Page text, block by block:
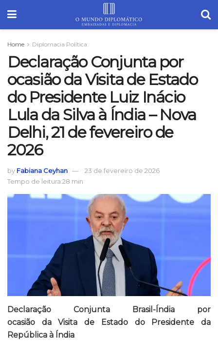
Home Diplomacia Política
Declaração Conjunta por
ocasião da Visita de Estado
do Presidente Luiz Inácio
Lula da Silva à Índia – Nova
Delhi, 21 de fevereiro de
2026
by Fabiana Ceyhan
23 de fevereiro de 2026
Tempo de leitura:28 min
Declaração Conjunta Brasil-Índia por
ocasião da
Visita de Estado do Presidente da
República à Índia